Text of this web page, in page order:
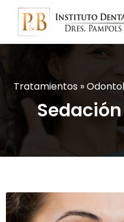
Tratamientos»